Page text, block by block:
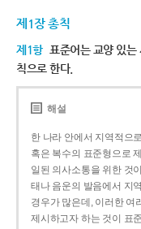
제1장 총칙
제1항 표준어는 교양 있는
칙으로 한다.
해설
한 나라 안에서 지역적으
혹은 복수의 표준형으로
일된 의사소통을 위한 것
태나 음운의 발음에서 지
경우가 많은데, 이러한 여
제시하고자 하는 것이 표